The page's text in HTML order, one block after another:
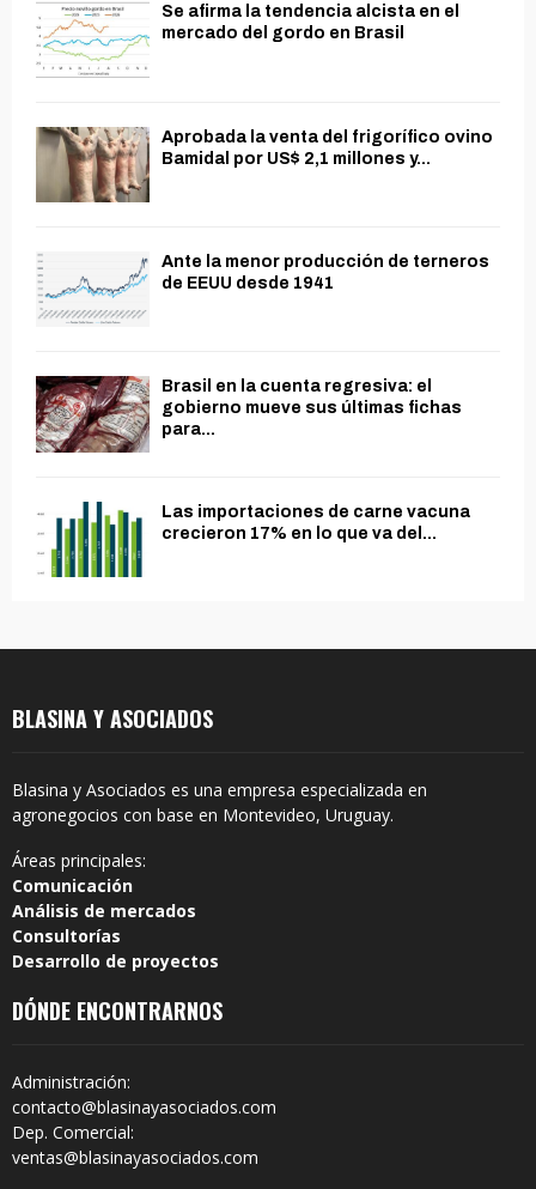
Se afirma la tendencia alcista en el
mercado del gordo en Brasil
Aprobada la venta del frigorífico ovino
Bamidal por US$ 2,1 millones y...
Ante la menor producción de terneros
de EEUU desde 1941
Brasil en la cuenta regresiva: el
gobierno mueve sus últimas fichas
para...
Las importaciones de carne vacuna
crecieron 17% en lo que va del...
BLASINA Y ASOCIADOS
Blasina y Asociados es una empresa especializada en
agronegocios con base en Montevideo, Uruguay.
Áreas principales:
Comunicación
Análisis de mercados
Consultorías
Desarrollo de proyectos
DÓNDE ENCONTRARNOS
Administración:
contacto@blasinayasociados.com
Dep. Comercial:
ventas@blasinayasociados.com